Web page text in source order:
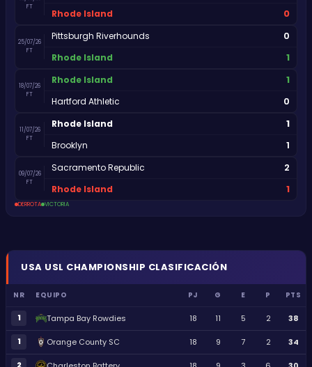
FT
Rhode Island 0
25/07/26
FT
Pittsburgh Riverhounds 0
Rhode Island 1
18/07/26
FT
Rhode Island 1
Hartford Athletic 0
11/07/26
FT
Rhode Island 1
Brooklyn 1
09/07/26
FT
Sacramento Republic 2
Rhode Island 1
DERROTA VICTORIA
USA USL CHAMPIONSHIP CLASIFICACIÓN
NR EQUIPO PJ G E P PTS
1 Tampa Bay Rowdies 18 11 5 2 38
1 Orange County SC 18 9 7 2 34